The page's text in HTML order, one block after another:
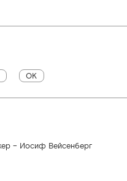
OK